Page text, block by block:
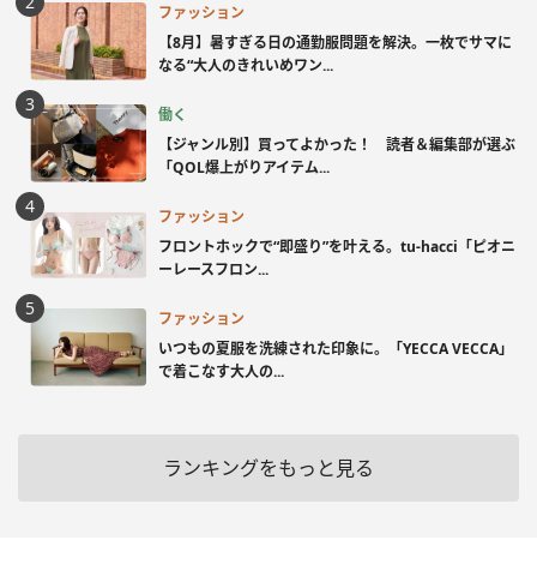
ファッション
【8月】暑すぎる日の通勤服問題を解決。一枚でサマに
なる“大人のきれいめワン...
働く
【ジャンル別】買ってよかった！ 読者＆編集部が選ぶ
「QOL爆上がりアイテム...
ファッション
フロントホックで“即盛り”を叶える。tu-hacci「ピオニ
ーレースフロン...
ファッション
いつもの夏服を洗練された印象に。「YECCA VECCA」
で着こなす大人の...
ランキングをもっと見る